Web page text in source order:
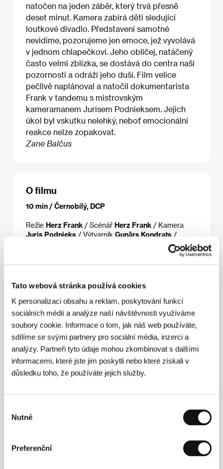
Tato webová stránka používá cookies
K personalizaci obsahu a reklam, poskytování funkcí
sociálních médií a analýze naší návštěvnosti využíváme
soubory cookie. Informace o tom, jak náš web používáte,
sdílíme se svými partnery pro sociální média, inzerci a
analýzy. Partneři tyto údaje mohou zkombinovat s dalšími
informacemi, které jste jim poskytli nebo které získali v
důsledku toho, že používáte jejich služby.
souhlasu
Nutné
Preferenční
natočen na jeden záběr, který trvá přesně
deset minut. Kamera zabírá děti sledující
loutkové divadlo. Představení samotné
nevidíme, pozorujeme jen emoce, jež vyvolává
v jednom chlapečkovi. Jeho obličej, natáčený
často velmi zblízka, se dostává do centra naší
pozornosti a odráží jeho duši. Film velice
pečlivě naplánoval a natočil dokumentarista
Frank v tandemu s mistrovským
kameramanem Jurisem Podnieksem. Jejich
úkol byl vskutku nelehký, neboť emocionální
reakce nelze zopakovat.
Zane Balčus
O filmu
10 min / Černobílý, DCP
Režie Herz Frank / Scénář Herz Frank / Kamera
Juris Podnieks / Výtvarník Gunārs Kondrats /
National Film
Režie
Herz Frank
Mūžs
(1987),Reiz dzīvoja septiņi Simeoni